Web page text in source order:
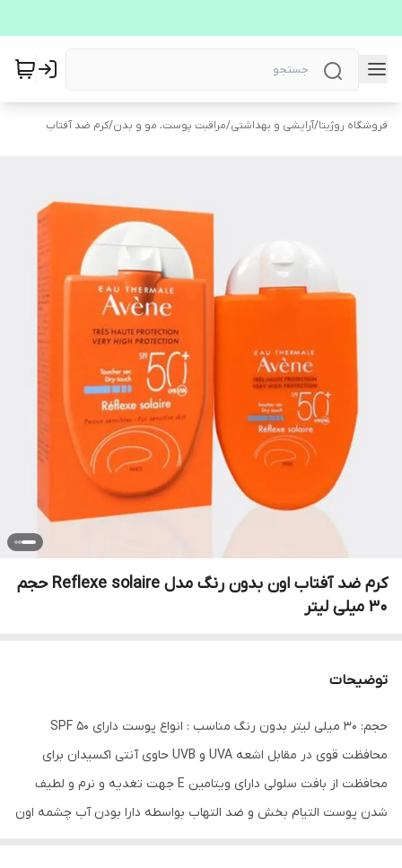
فروشگاه روژیتا/آرایشی و بهداشتی/مراقبت پوست، مو و بدن/کرم ضد آفتاب
کرم ضد آفتاب اون بدون رنگ مدل Reflexe solaire حجم
30 میلی لیتر
توضیحات
حجم: 30 میلی لیتر بدون رنگ مناسب : انواع پوست دارای SPF 50
محافظت قوی در مقابل اشعه UVA و UVB حاوی آنتی اکسیدان برای
محافظت از بافت سلولی دارای ویتامین E جهت تغدیه و نرم و لطیف
شدن پوست التیام بخش و ضد التهاب بواسطه دارا بودن آب چشمه اون